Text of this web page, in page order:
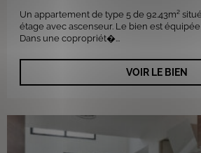
Un appartement de type 5 de 92.43m²
étage avec ascenseur. Le bien est
Dans une copropriét�...
VOIR LE BIEN